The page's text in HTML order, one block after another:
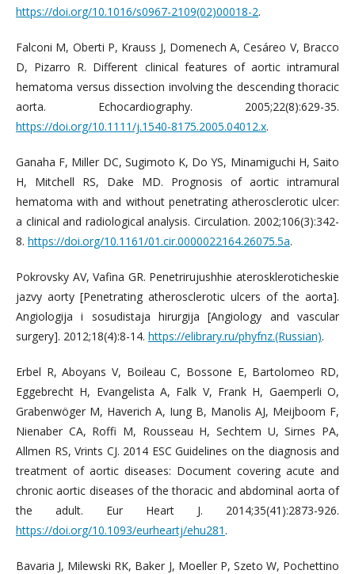
https://doi.org/10.1016/s0967-2109(02)00018-2.
Falconi M, Oberti P, Krauss J, Domenech A, Cesáreo V, Bracco
D, Pizarro R. Different clinical features of aortic intramural
hematoma versus dissection involving the descending thoracic
aorta. Echocardiography. 2005;22(8):629-35.
https://doi.org/10.1111/j.1540-8175.2005.04012.x.
Ganaha F, Miller DC, Sugimoto K, Do YS, Minamiguchi H, Saito
H, Mitchell RS, Dake MD. Prognosis of aortic intramural
hematoma with and without penetrating atherosclerotic ulcer:
a clinical and radiological analysis. Circulation. 2002;106(3):342-
8. https://doi.org/10.1161/01.cir.0000022164.26075.5a.
Pokrovsky AV, Vafina GR. Penetrirujushhie ateroskleroticheskie
jazvy aorty [Penetrating atherosclerotic ulcers of the aorta].
Angiologija i sosudistaja hirurgija [Angiology and vascular
surgery]. 2012;18(4):8-14. https://elibrary.ru/phyfnz.(Russian).
Erbel R, Aboyans V, Boileau C, Bossone E, Bartolomeo RD,
Eggebrecht H, Evangelista A, Falk V, Frank H, Gaemperli O,
Grabenwöger M, Haverich A, Iung B, Manolis AJ, Meijboom F,
Nienaber CA, Roffi M, Rousseau H, Sechtem U, Sirnes PA,
Allmen RS, Vrints CJ. 2014 ESC Guidelines on the diagnosis and
treatment of aortic diseases: Document covering acute and
chronic aortic diseases of the thoracic and abdominal aorta of
the adult. Eur Heart J. 2014;35(41):2873-926.
https://doi.org/10.1093/eurheartj/ehu281 .
Bavaria J, Milewski RK, Baker J, Moeller P, Szeto W, Pochettino